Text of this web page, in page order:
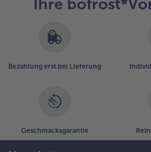
Ihre
Bezahlung erst bei Lieferung
Geschmacksgarantie